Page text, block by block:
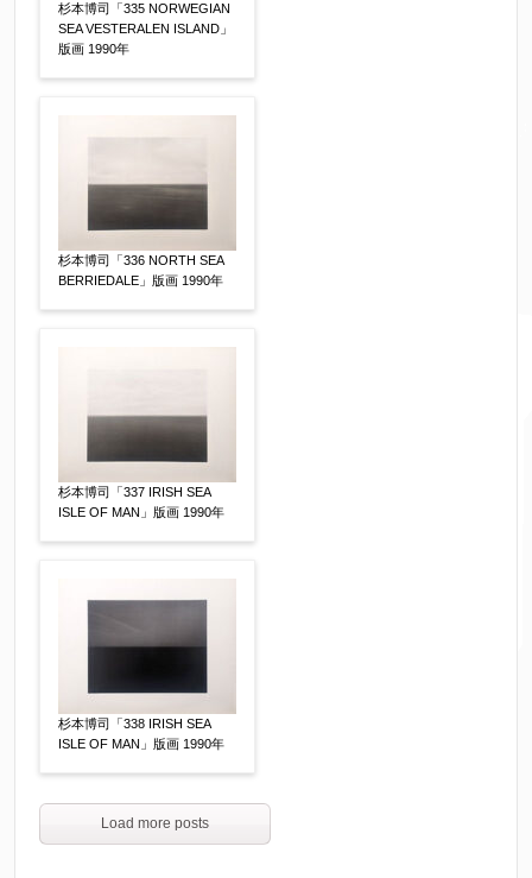
杉本博司「335 NORWEGIAN
SEA VESTERALEN ISLAND」
版画 1990年
杉本博司「336 NORTH SEA
BERRIEDALE」版画 1990年
杉本博司「337 IRISH SEA
ISLE OF MAN」版画 1990年
杉本博司「338 IRISH SEA
ISLE OF MAN」版画 1990年
Load more posts